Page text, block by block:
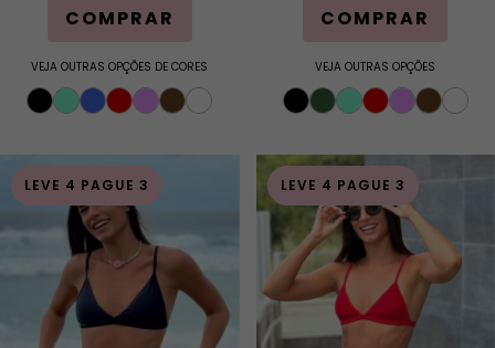
COMPRAR
VEJA OUTRAS OPÇÕES DE CORES
COMPRAR
VEJA OUTRAS OPÇÕES
LEVE 4 PAGUE 3 LEVE 4 PAGUE 3